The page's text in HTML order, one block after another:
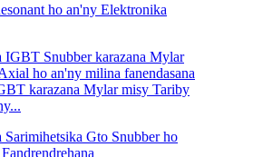
ho an'ny Elektronika
karazana Mylar misy Tariby